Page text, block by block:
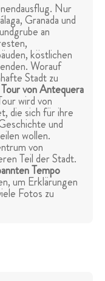
Nur
Granada und
an
köstlichen
Worauf
Stadt zu
von Antequera
wird von
die sich für ihre
und
wollen.
von
Teil der Stadt.
Tempo
um Erklärungen
Fotos zu